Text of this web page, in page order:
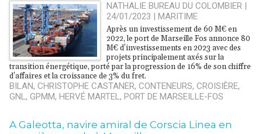
NATHALIE BUREAU DU COLOMBIER |
24/01/2023 |MARITIME
Après un investissement de 60 M€ en
2022, le port de Marseille Fos annonce 80
M€ d’investissements en 2023 avec des
projets principalement axés sur la
transition énergétique, porté par la progression de 16% de son chiffre
d’affaires et la croissance de 3% du fret.
BILAN, CHRISTOPHE CASTANER, CONTENEURS, CROISIÈRE,
GNL, GPMM, HERVÉ MARTEL, PORT DE MARSEILLE-FOS
​A Galeotta, navire amiral de Corscia Linea en